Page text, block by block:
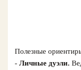
Полезные
-Личные дуэли.